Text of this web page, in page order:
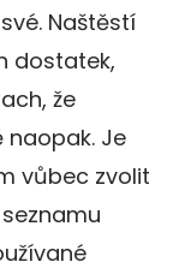
Naštěstí
dostatek,
že
naopak. Je
vůbec zvolit